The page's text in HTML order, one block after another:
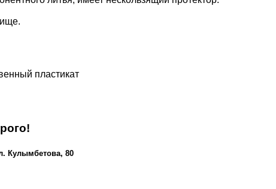
пластикат
Кулымбетова, 80